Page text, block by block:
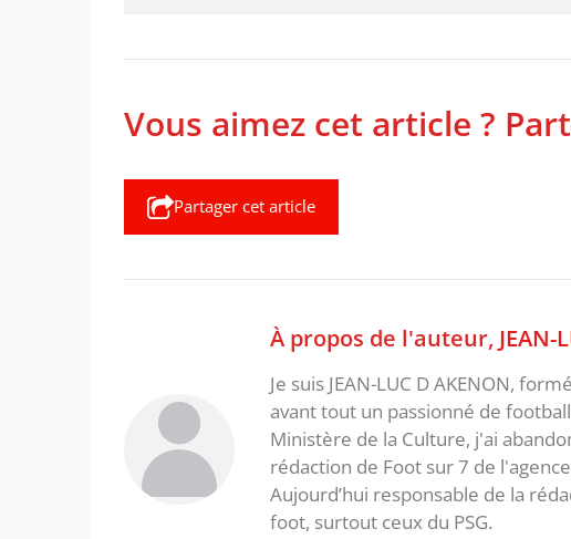
Vous aimez cet article ?
Partager cet article
À propos de l'auteur, JEAN-
Je suis JEAN-LUC D AKENON,
avant tout un passionné de
Ministère de la Culture, j'ai
rédaction de Foot sur 7 de
Aujourd’hui responsable de la
foot, surtout ceux du PSG.